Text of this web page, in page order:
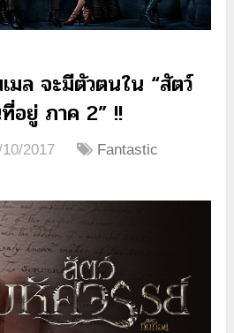
มล จะมีตัวตนใน “สัตว์
อยู่ ภาค 2” !!
2017
Fantastic